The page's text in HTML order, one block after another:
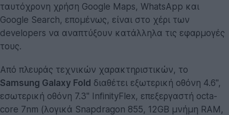
ταυτόχρονη χρήση Google Maps, WhatsApp και
Google Search, επομένως, είναι στο χέρι των
developers να αναπτύξουν κατάλληλα τις εφαρμογές
τους.
Από πλευράς τεχνικών χαρακτηριστικών, το
Samsung Galaxy Fold διαθέτει εξωτερική οθόνη 4.6'',
εσωτερική οθόνη 7.3'' InfinityFlex, επεξεργαστή octa-
core 7nm (λογικά Snapdragon 855, 12GB μνήμη RAM,